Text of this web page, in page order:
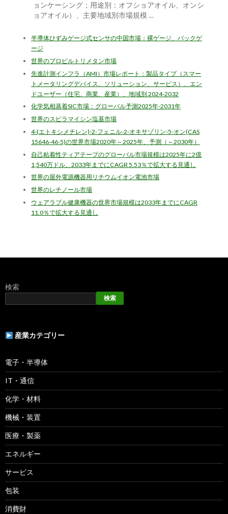
ョンケーシング；用途別：オフショアオイル、オンシ
ョアオイル）、主要地域別市場規模 …
半導体ひずみゲージ式センサの中国市場：裸ゲージ、バックゲ
ージ
世界のプロピルトリメタン市場
先進計測インフラ（AMI）市場レポート：製品タイプ（スマー
トメータリングデバイス、ソリューション、サービス）、エン
ドユーザー（住宅、商業、産業）、地域別 2024-2032
化学気相蒸着SIC市場：グローバル予測2025年-2031年
世界のスピラマイシン塩基市場
4-(エトキシメチレン)-2-フェニル-2-オキサゾリン-5-オン(CAS
15646-46-5)の世界市場2020年～2025年、予測（～2030年）
自己粘着性ティアテープのグローバル市場規模は2025年に2億
1,540万ドル、2033年までにCAGR 5.53％で拡大する見通し
世界の屋外電源機器用リチウムイオン電池市場
世界のレチノール市場
ウェアラブル健康機器の世界市場規模は2033年までにCAGR
11.0％で拡大する見通し
検索
検索
産業カテゴリー
電子・半導体
IT・通信
化学・材料
機械・装置
医療・製薬
エネルギー
サービス
包装
消費財